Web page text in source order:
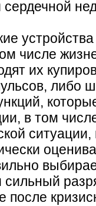
числе
их
либо
в том
ситуации,
сильный